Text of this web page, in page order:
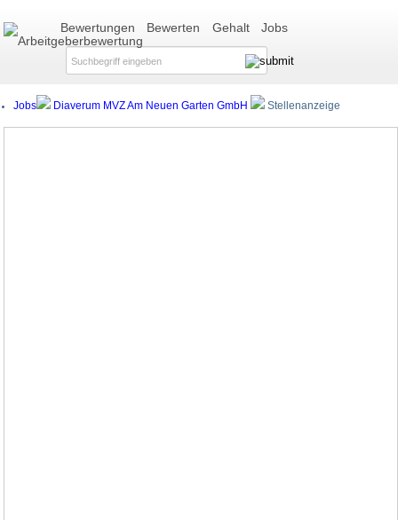
Bewertungen Bewerten Gehalt Jobs
Jobs Diaverum MVZ Am Neuen Garten GmbH Stellenanzeige